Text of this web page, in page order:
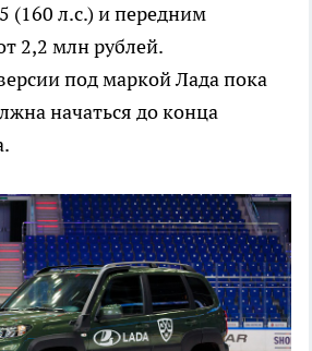
(160 л.с.) и передним
2,2 млн рублей.
под маркой Лада пока
начаться до конца